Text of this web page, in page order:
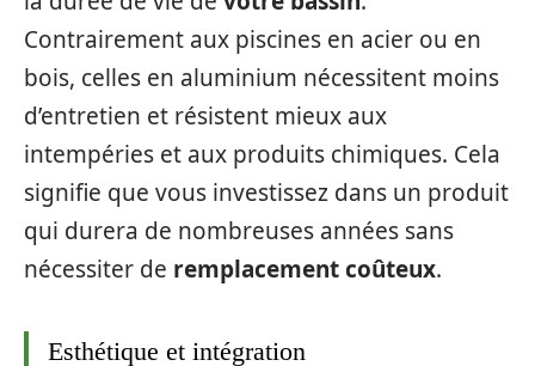
Contrairement aux piscines en acier ou en
bois, celles en aluminium nécessitent moins
d’entretien et résistent mieux aux
intempéries et aux produits chimiques. Cela
signifie que vous investissez dans un produit
qui durera de nombreuses années sans
nécessiter de remplacement coûteux.
Esthétique et intégration